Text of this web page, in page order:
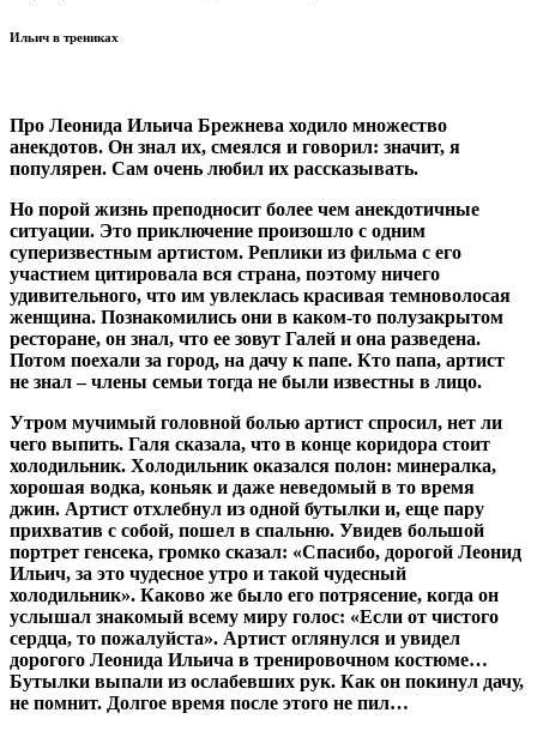
Ильич в трениках
Про Леонида Ильича Брежнева ходило множество
анекдотов. Он знал их, смеялся и говорил: значит, я
популярен. Сам очень любил их рассказывать.
Но порой жизнь преподносит более чем анекдотичные
ситуации. Это приключение произошло с одним
суперизвестным артистом. Реплики из фильма с его
участием цитировала вся страна, поэтому ничего
удивительного, что им увлеклась красивая темноволосая
женщина. Познакомились они в каком-то полузакрытом
ресторане, он знал, что ее зовут Галей и она разведена.
Потом поехали за город, на дачу к папе. Кто папа, артист
не знал – члены семьи тогда не были известны в лицо.
Утром мучимый головной болью артист спросил, нет ли
чего выпить. Галя сказала, что в конце коридора стоит
холодильник. Холодильник оказался полон: минералка,
хорошая водка, коньяк и даже неведомый в то время
джин. Артист отхлебнул из одной бутылки и, еще пару
прихватив с собой, пошел в спальню. Увидев большой
портрет генсека, громко сказал: «Спасибо, дорогой Леонид
Ильич, за это чудесное утро и такой чудесный
холодильник». Каково же было его потрясение, когда он
услышал знакомый всему миру голос: «Если от чистого
сердца, то пожалуйста». Артист оглянулся и увидел
дорогого Леонида Ильича в тренировочном костюме…
Бутылки выпали из ослабевших рук. Как он покинул дачу,
не помнит. Долгое время после этого не пил…